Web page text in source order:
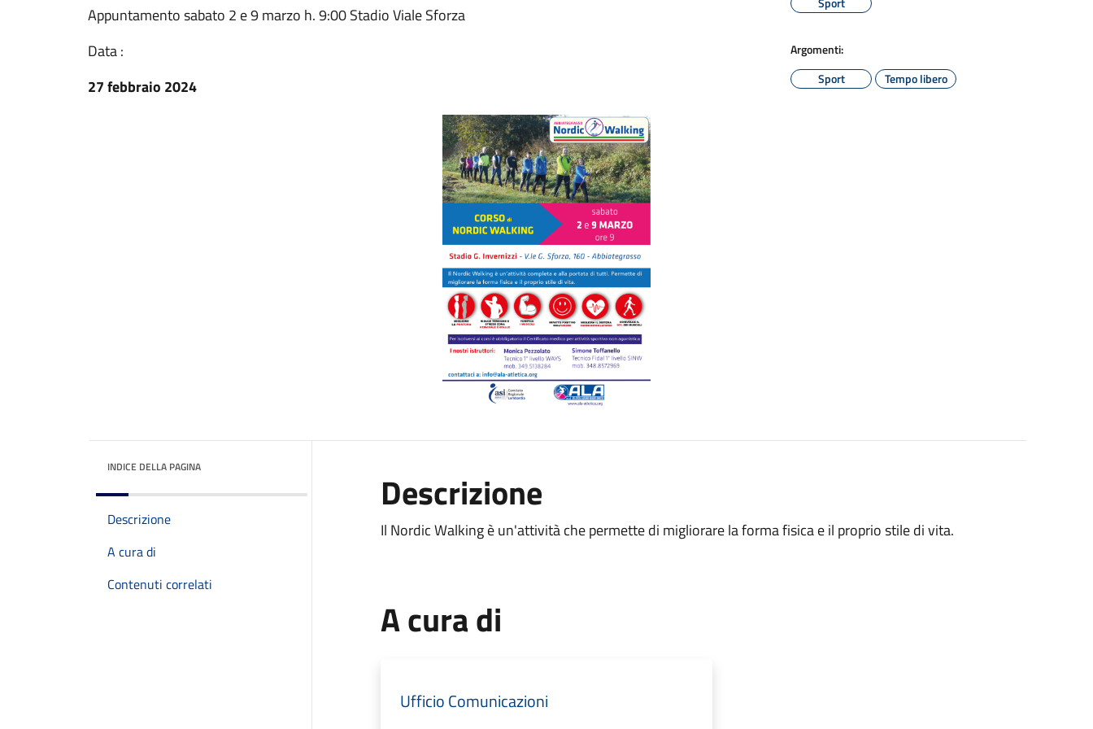
Appuntamento sabato 2 e 9 marzo h. 9:00 Stadio Viale Sforza
Data :
27 febbraio 2024
Argomenti:
Sport
Tempo libero
INDICE DELLA PAGINA
Descrizione
A cura di
Contenuti correlati
Descrizione
Il Nordic Walking è un'attività che permette di migliorare la forma fisica e il proprio stile di vita.
A cura di
Ufficio Comunicazioni